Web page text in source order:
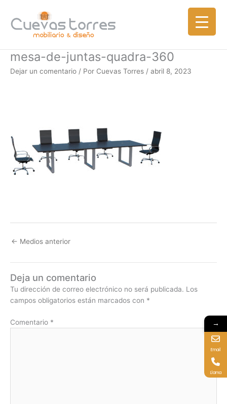
contenido
mesa-de-juntas-quadra-360
Dejar un comentario / Por Cuevas Torres / abril 8, 2023
← Medios anterior
Deja un comentario
Tu dirección de correo electrónico no será publicada. Los
campos obligatorios están marcados con *
Comentario * →
Email
Llama